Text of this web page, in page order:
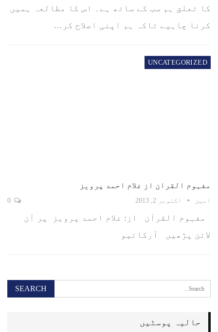
کا تعلق ہم سب کے ساتھ ہے۔ اس کا مطالعہ ہمیں
کرنا چاہیے تاکہ ہم اپنی اصلاح کر…
UNCATEGORIZED
مفہوم القران از غلام احمد پرویز
امین اکتوبر 2, 2013
مفہوم القرآن از: غلام احمد پرویز پر آن
لائن پڑھیں آرکائیو
حالیہ پوسٹیں